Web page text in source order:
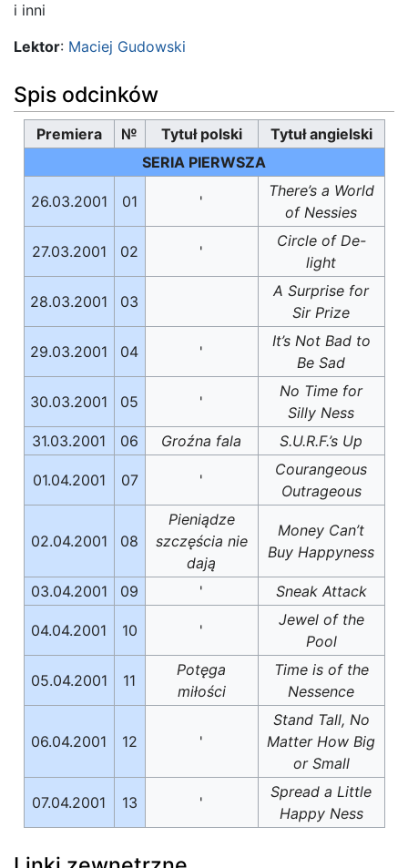
i inni
Lektor: Maciej Gudowski
Spis odcinków
Premiera № Tytuł polski
Tytuł angielski
SERIA PIERWSZA
26.03.2001 01 '
There’s a World
of Nessies
27.03.2001 02 '
Circle of De-
light
28.03.2001 03
A Surprise for
Sir Prize
29.03.2001 04 '
It’s Not Bad to
Be Sad
30.03.2001 05 '
No Time for
Silly Ness
31.03.2001
06 Groźna fala S.U.R.F.’s Up
01.04.2001 07 '
Courangeous
Outrageous
02.04.2001 08
Pieniądze
szczęścia nie
dają
Money Can’t
Buy Happyness
03.04.2001 09 ' Sneak Attack
04.04.2001 10 '
Jewel of the
Pool
05.04.2001 11
Potęga
miłości
Time is of the
Nessence
06.04.2001 12 '
Stand Tall, No
Matter How Big
or Small
07.04.2001 13 '
Spread a Little
Happy Ness